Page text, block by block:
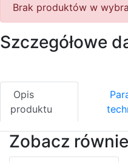
Brak produktów w
Szczegółowe
Opis
produktu
Zobacz